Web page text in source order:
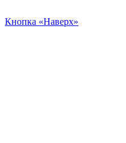
Кнопка «Наверх»